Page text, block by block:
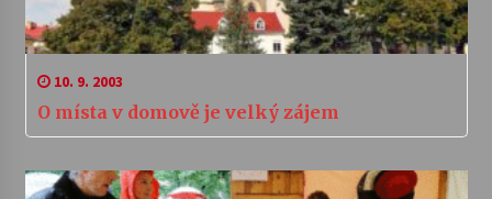
10. 9. 2003
O místa v domově je velký zájem